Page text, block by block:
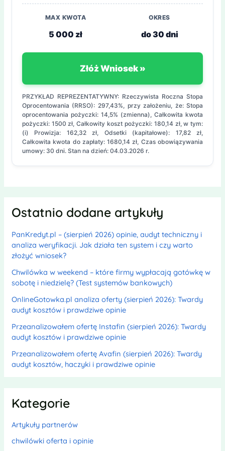
MAX KWOTA
5 000 zł
OKRES
do 30 dni
Złóż Wniosek »
PRZYKŁAD REPREZENTATYWNY: Rzeczywista Roczna Stopa
Oprocentowania (RRSO): 297,43%, przy założeniu, że: Stopa
oprocentowania pożyczki: 14,5% (zmienna), Całkowita kwota
pożyczki: 1500 zł, Całkowity koszt pożyczki: 180,14 zł, w tym:
(i) Prowizja: 162,32 zł, Odsetki (kapitałowe): 17,82 zł,
Całkowita kwota do zapłaty: 1680,14 zł, Czas obowiązywania
umowy: 30 dni. Stan na dzień: 04.03.2026 r.
Ostatnio dodane artykuły
PanKredyt.pl – (sierpień 2026) opinie, audyt techniczny i
analiza weryfikacji. Jak działa ten system i czy warto
złożyć wniosek?
Chwilówka w weekend – które firmy wypłacają gotówkę w
sobotę i niedzielę? (Test systemów bankowych)
OnlineGotowka.pl analiza oferty (sierpień 2026): Twardy
audyt kosztów i prawdziwe opinie
Przeanalizowałem ofertę Instafin (sierpień 2026): Twardy
audyt kosztów i prawdziwe opinie
Przeanalizowałem ofertę Avafin (sierpień 2026): Twardy
audyt kosztów, haczyki i prawdziwe opinie
Kategorie
Artykuły partnerów
chwilówki oferta i opinie